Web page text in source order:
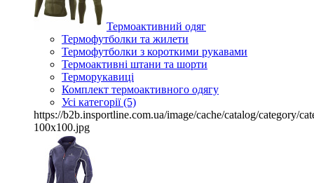
Термоактивний одяг
Термофутболки та жилети
Термофутболки з короткими рукавами
Термоактивні штани та шорти
Терморукавиці
Комплект термоактивного одягу
Усі категорії (5)
https://b2b.insportline.com.ua/image/cache/catalog/category/
100x100.jpg